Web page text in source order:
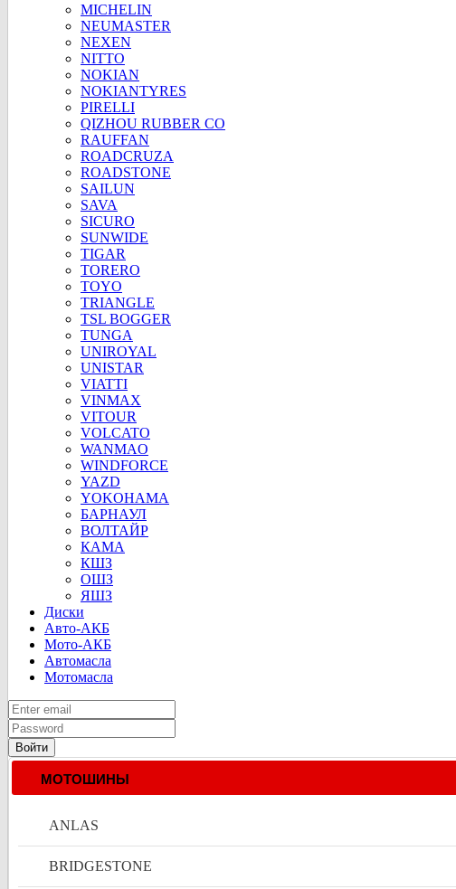
MICHELIN
NEUMASTER
NEXEN
NITTO
NOKIAN
NOKIANTYRES
PIRELLI
QIZHOU RUBBER CO
RAUFFAN
ROADCRUZA
ROADSTONE
SAILUN
SAVA
SICURO
SUNWIDE
TIGAR
TORERO
TOYO
TRIANGLE
TSL BOGGER
TUNGA
UNIROYAL
UNISTAR
VIATTI
VINMAX
VITOUR
VOLCATO
WANMAO
WINDFORCE
YAZD
YOKOHAMA
БАРНАУЛ
ВОЛТАЙР
КАМА
КШЗ
ОШЗ
ЯШЗ
Диски
Авто-АКБ
Мото-АКБ
Автомасла
Мотомасла
Войти
МОТОШИНЫ
ANLAS
BRIDGESTONE